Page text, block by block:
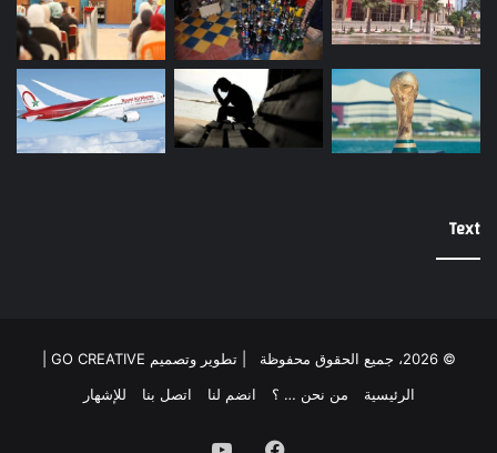
Text
© 2026، جميع الحقوق محفوظة | تطوير وتصميم GO CREATIVE
الرئيسية
من نحن … ؟ انضم لنا اتصل بنا للإشهار